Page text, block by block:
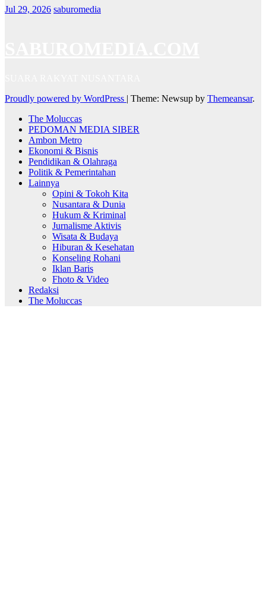
Jul 29, 2026 saburomedia
Proudly powered by WordPress | Theme: Newsup by Themeansar.
The Moluccas
PEDOMAN MEDIA SIBER
Ambon Metro
Ekonomi & Bisnis
Pendidikan & Olahraga
Politik & Pemerintahan
Lainnya
Opini & Tokoh Kita
Nusantara & Dunia
Hukum & Kriminal
Jurnalisme Aktivis
Wisata & Budaya
Hiburan & Kesehatan
Konseling Rohani
Iklan Baris
Fhoto & Video
Redaksi
The Moluccas